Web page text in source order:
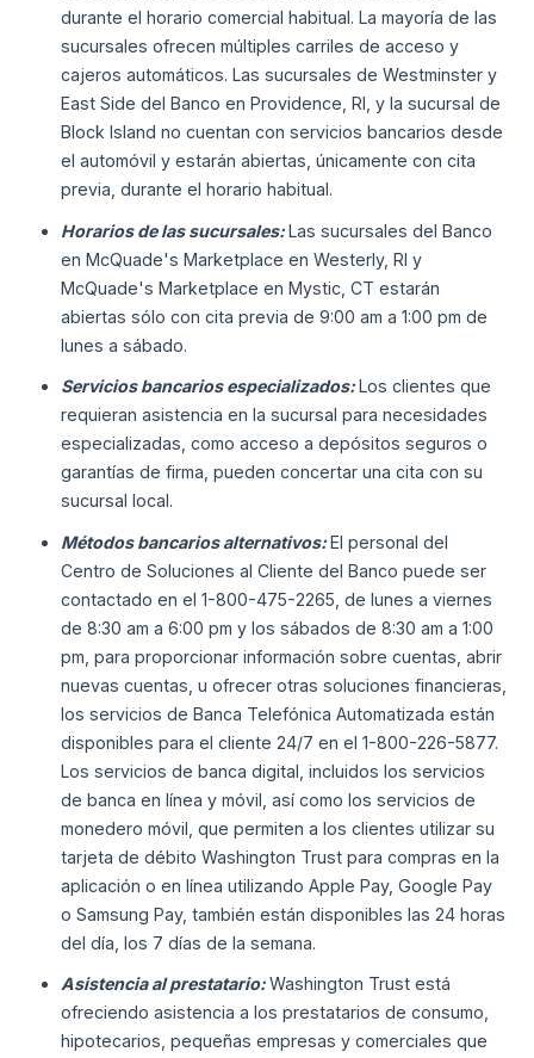
durante el horario comercial habitual. La mayoría de las
sucursales ofrecen múltiples carriles de acceso y
cajeros automáticos. Las sucursales de Westminster y
East Side del Banco en Providence, RI, y la sucursal de
Block Island no cuentan con servicios bancarios desde
el automóvil y estarán abiertas, únicamente con cita
previa, durante el horario habitual.
Horarios de las sucursales:Las sucursales del Banco
en McQuade's Marketplace en Westerly, RI y
McQuade's Marketplace en Mystic, CT estarán
abiertas sólo con cita previa de 9:00 am a 1:00 pm de
lunes a sábado.
Servicios bancarios especializados:Los clientes que
requieran asistencia en la sucursal para necesidades
especializadas, como acceso a depósitos seguros o
garantías de firma, pueden concertar una cita con su
sucursal local.
Métodos bancarios alternativos:El personal del
Centro de Soluciones al Cliente del Banco puede ser
contactado en el 1-800-475-2265, de lunes a viernes
de 8:30 am a 6:00 pm y los sábados de 8:30 am a 1:00
pm, para proporcionar información sobre cuentas, abrir
nuevas cuentas, u ofrecer otras soluciones financieras,
los servicios de Banca Telefónica Automatizada están
disponibles para el cliente 24/7 en el 1-800-226-5877.
Los servicios de banca digital, incluidos los servicios
de banca en línea y móvil, así como los servicios de
monedero móvil, que permiten a los clientes utilizar su
tarjeta de débito Washington Trust para compras en la
aplicación o en línea utilizando Apple Pay, Google Pay
o Samsung Pay, también están disponibles las 24 horas
del día, los 7 días de la semana.
Asistencia al prestatario:Washington Trust está
ofreciendo asistencia a los prestatarios de consumo,
hipotecarios, pequeñas empresas y comerciales que